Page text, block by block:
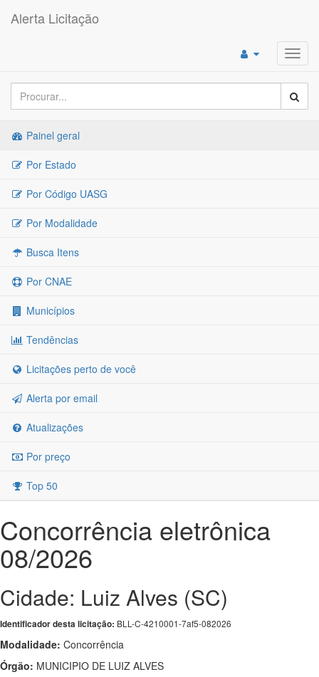
Alerta Licitação
Painel geral
Por Estado
Por Código UASG
Por Modalidade
Busca Itens
Por CNAE
Municípios
Tendências
Licitações perto de você
Alerta por email
Atualizações
Por preço
Top 50
Concorrência eletrônica
08/2026
Cidade: Luiz Alves (SC)
Identificador desta licitação: BLL-C-4210001-7af5-082026
Modalidade: Concorrência
Órgão: MUNICIPIO DE LUIZ ALVES